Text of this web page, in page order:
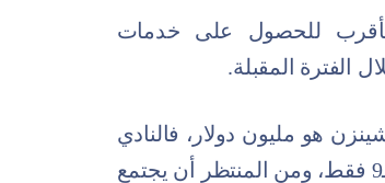
للحصول على خدمات
الفترة المقبلة.
هو مليون دولار، فالنادي
الأرجنتيني يريد 10 ملايين لكن آخر عرض مُقدم كان بـ9 فقط، ومن المنتظر أن يجتمع